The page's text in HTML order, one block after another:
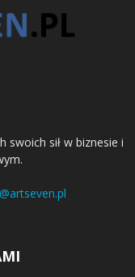
swoich sił w biznesie i